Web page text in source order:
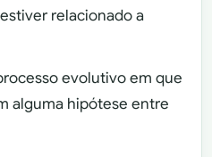
relacionado a
evolutivo em que
alguma hipótese entre